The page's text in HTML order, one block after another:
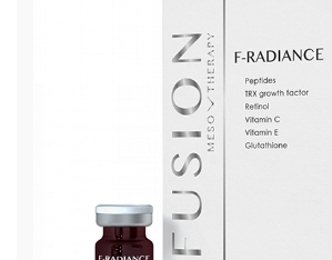
رفع سلولیت